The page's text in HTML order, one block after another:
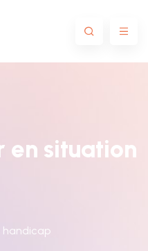
en situation
handicap